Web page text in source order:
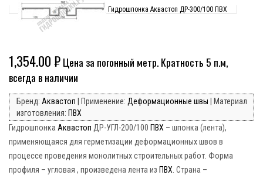
Гидрошпонка Аквастоп ДР-300/100 ПВХ
1,354.00₽Цена за погонный метр. Кратность 5 п.м,
всегда в наличии
Бренд: Аквастоп | Применение: Деформационные швы | Материал
изготовления: ПВХ
Гидрошпонка Аквастоп ДР-УГЛ-200/100 ПВХ – шпонка (лента),
применяющаяся для герметизации деформационных швов в
процессе проведения монолитных строительных работ. Форма
профиля – угловая , произведена лента из ПВХ . Страна –